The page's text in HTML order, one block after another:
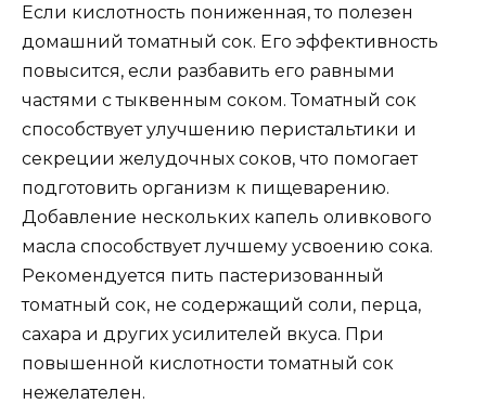
Если кислотность пониженная, то полезен
домашний томатный сок. Его эффективность
повысится, если разбавить его равными
частями с тыквенным соком. Томатный сок
способствует улучшению перистальтики и
секреции желудочных соков, что помогает
подготовить организм к пищеварению.
Добавление нескольких капель оливкового
масла способствует лучшему усвоению сока.
Рекомендуется пить пастеризованный
томатный сок, не содержащий соли, перца,
сахара и других усилителей вкуса. При
повышенной кислотности томатный сок
нежелателен.